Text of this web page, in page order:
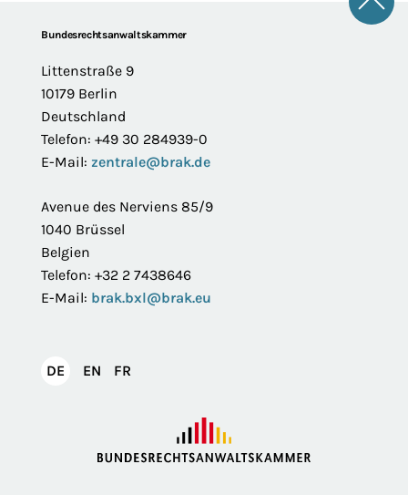
FooterBundesrechtsanwaltskammer
Littenstraße 9
10179 Berlin
Deutschland
Telefon: +49 30 284939-0
E-Mail: zentrale@brak.de
Avenue des Nerviens 85/9
1040 Brüssel
Belgien
Telefon: +32 2 7438646
E-Mail: brak.bxl@brak.eu
DEDeutsch
EN English
FR